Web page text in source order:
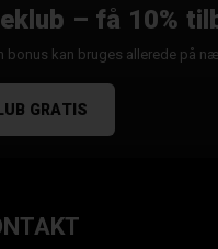
– få 10%
bonus kan bruges allerede på
GRATIS